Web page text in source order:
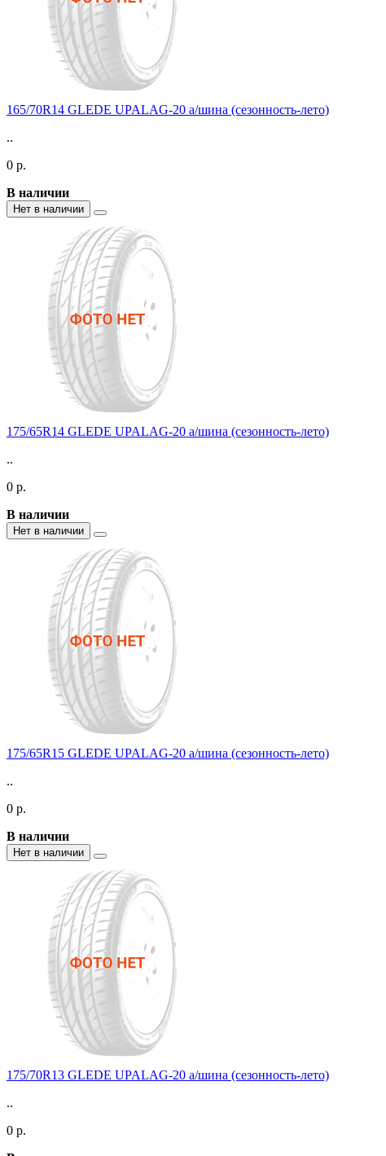
165/70R14 GLEDE UPALAG-20 а/шина (сезонность-лето)
..
0 р.
В наличии
Нет в наличии
175/65R14 GLEDE UPALAG-20 а/шина (сезонность-лето)
..
0 р.
В наличии
Нет в наличии
175/65R15 GLEDE UPALAG-20 а/шина (сезонность-лето)
..
0 р.
В наличии
Нет в наличии
175/70R13 GLEDE UPALAG-20 а/шина (сезонность-лето)
..
0 р.